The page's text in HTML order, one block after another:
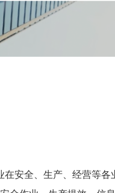
在安全、生产、经营等